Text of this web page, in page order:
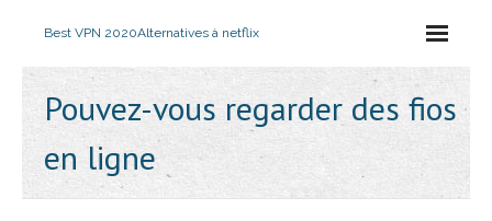
Best VPN 2020Alternatives à netflix
Pouvez-vous regarder des fios
en ligne